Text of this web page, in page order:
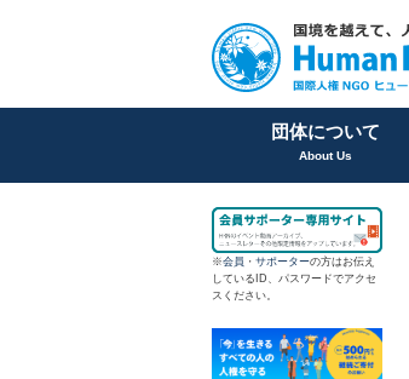
団体について
About Us
※会員 ・ サポーターの方はお伝え
しているID、パスワードでアクセ
スください。